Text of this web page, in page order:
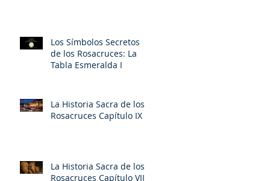
Los Símbolos Secretos
de los Rosacruces: La
Tabla Esmeralda I
La Historia Sacra de los
Rosacruces Capítulo IX
La Historia Sacra de los
Rosacruces Capítulo VIII